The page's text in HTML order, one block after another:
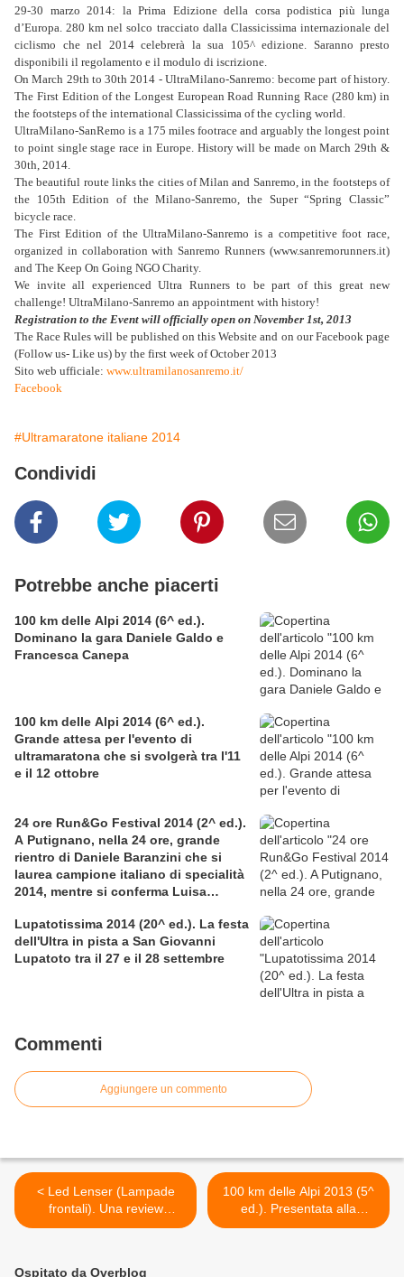
29-30 marzo 2014: la Prima Edizione della corsa podistica più lunga
d’Europa. 280 km nel solco tracciato dalla Classicissima internazionale del
ciclismo che nel 2014 celebrerà la sua 105^ edizione. Saranno presto
disponibili il regolamento e il modulo di iscrizione.
On March 29th to 30th 2014 - UltraMilano-Sanremo: become part of history.
The First Edition of the Longest European Road Running Race (280 km) in
the footsteps of the international Classicissima of the cycling world.
UltraMilano-SanRemo is a 175 miles footrace and arguably the longest point
to point single stage race in Europe. History will be made on March 29th &
30th, 2014.
The beautiful route links the cities of Milan and Sanremo, in the footsteps of
the 105th Edition of the Milano-Sanremo, the Super “Spring Classic”
bicycle race.
The First Edition of the UltraMilano-Sanremo is a competitive foot race,
organized in collaboration with Sanremo Runners (www.sanremorunners.it)
and The Keep On Going NGO Charity.
We invite all experienced Ultra Runners to be part of this great new
challenge! UltraMilano-Sanremo an appointment with history!
Registration to the Event will officially open on November 1st, 2013
The Race Rules will be published on this Website and on our Facebook page
(Follow us- Like us) by the first week of October 2013
Sito web ufficiale: www.ultramilanosanremo.it/
Facebook
#Ultramaratone italiane 2014
Condividi
Potrebbe anche piacerti
100 km delle Alpi 2014 (6^ ed.).
Dominano la gara Daniele Galdo e
Francesca Canepa
100 km delle Alpi 2014 (6^ ed.).
Grande attesa per l'evento di
ultramaratona che si svolgerà tra l'11
e il 12 ottobre
24 ore Run&Go Festival 2014 (2^ ed.).
A Putignano, nella 24 ore, grande
rientro di Daniele Baranzini che si
laurea campione italiano di specialità
2014, mentre si conferma Luisa
Lupatotissima 2014 (20^ ed.). La festa
dell'Ultra in pista a San Giovanni
Lupatoto tra il 27 e il 28 settembre
Commenti
Aggiungere un commento
< Led Lenser (Lampade
frontali). Una review
dell'ultimo modello SE05
100 km delle Alpi 2013 (5^
ed.). Presentata alla
stampa l'edizione 2013.
Ospitato da Overblog